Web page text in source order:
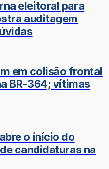
eleitoral para
auditagem
em colisão frontal
BR-364; vítimas
o início do
candidaturas na